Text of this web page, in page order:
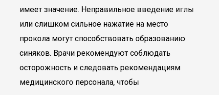
имеет значение. Неправильное введение иглы
или слишком сильное нажатие на место
прокола могут способствовать образованию
синяков. Врачи рекомендуют соблюдать
осторожность и следовать рекомендациям
медицинского персонала, чтобы